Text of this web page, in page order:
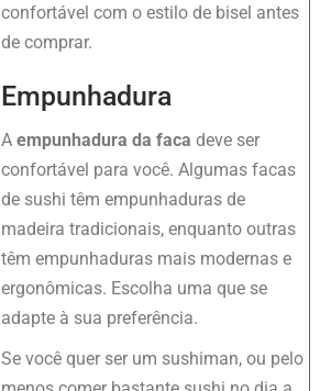
confortável com o estilo de bisel antes
de comprar.
Empunhadura
Aempunhadura da faca deve ser
confortável para você. Algumas facas
de sushi têm empunhaduras de
madeira tradicionais, enquanto outras
têm empunhaduras mais modernas e
ergonômicas. Escolha uma que se
adapte à sua preferência.
Se você quer ser um sushiman, ou pelo